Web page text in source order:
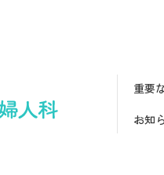
重要
お知